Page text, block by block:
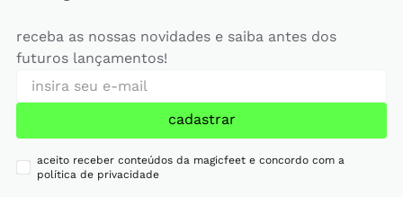
receba as nossas novidades e saiba antes dos
futuros lançamentos!
cadastrar
aceito receber conteúdos da magicfeet e concordo com a
política de privacidade